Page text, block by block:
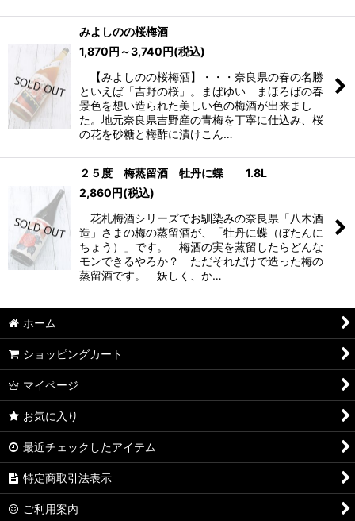
みよしのの桜梅酒
1,870円 ～3,740円(税込)
【みよしのの桜梅酒】・・・奈良県の春の名勝
といえば「吉野の桜」。まばゆい まほろばの春
景色を想い造られた美しい色の梅酒が出来まし
た。地元奈良県吉野産の青梅を丁寧に仕込み、桜
の花を砂糖と梅酢に漬けこん…
２５度 梅蒸留酒 牡丹に蝶 1.8L
2,860円(税込)
花札梅酒シリーズでお馴染みの奈良県「八木酒
造」さまの梅の蒸留酒が、「牡丹に蝶（ぼたんに
ちょう）」です。 梅酒の実を蒸留したらどんな
モンできるやろか？ ただそれだけで造った梅の
蒸留酒です。 妖しく、か…
ホーム
ショッピングカート
マイページ
お気に入り
最近チェックしたアイテム
特定商取引法表示
ご利用案内